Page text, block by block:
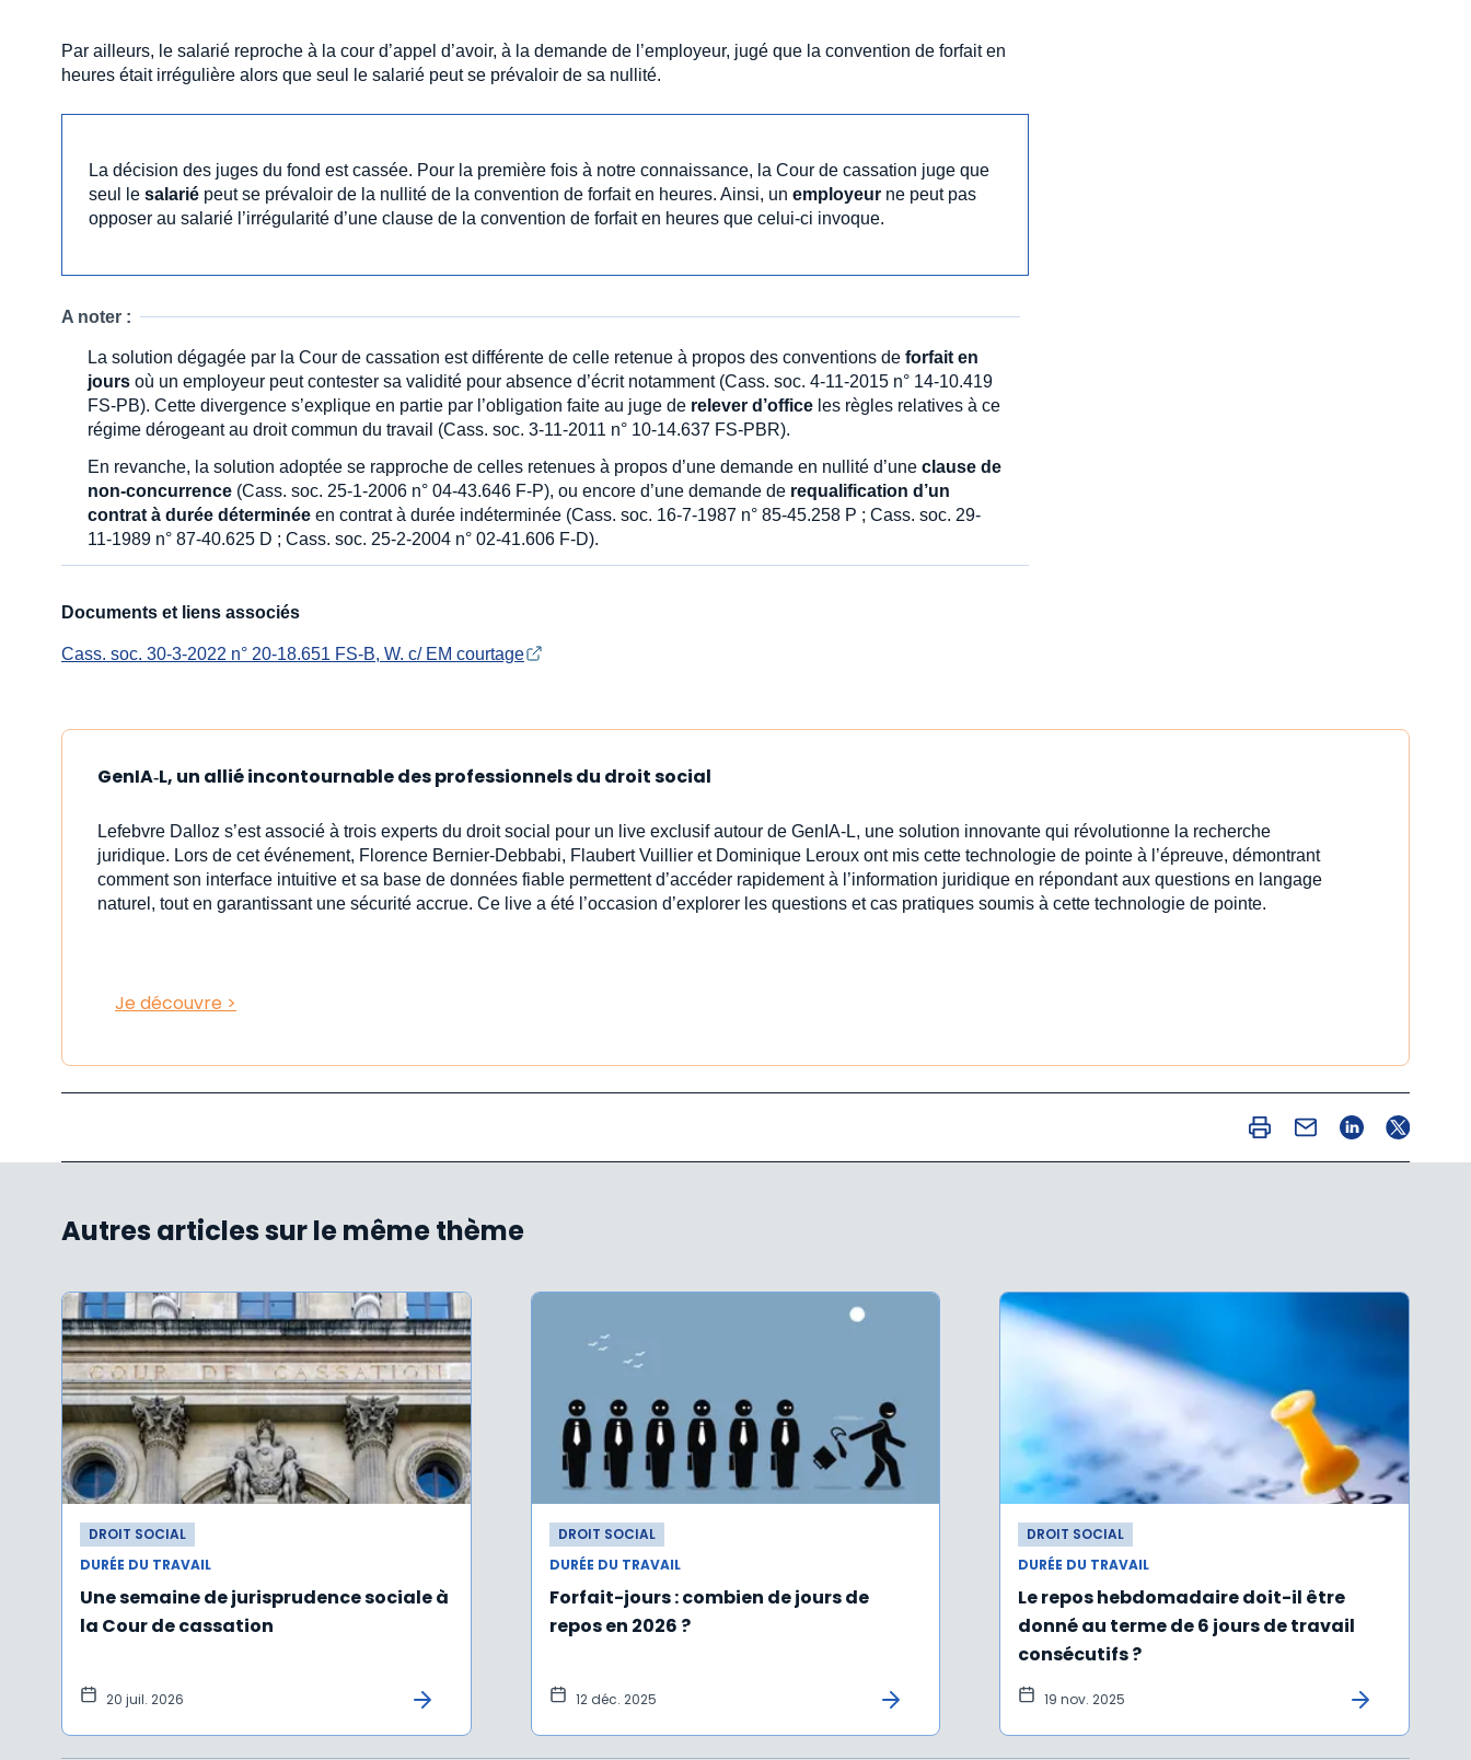
Par ailleurs, le salarié reproche à la cour d’appel d’avoir, à la demande de l’employeur, jugé que la convention de forfait en
heures était irrégulière alors que seul le salarié peut se prévaloir de sa nullité.
La décision des juges du fond est cassée. Pour la première fois à notre connaissance, la Cour de cassation juge que
seul le salarié peut se prévaloir de la nullité de la convention de forfait en heures. Ainsi, un employeur ne peut pas
opposer au salarié l’irrégularité d’une clause de la convention de forfait en heures que celui-ci invoque.
A noter :
La solution dégagée par la Cour de cassation est différente de celle retenue à propos des conventions de forfait en
jours où un employeur peut contester sa validité pour absence d’écrit notamment (Cass. soc. 4-11-2015 n° 14-10.419
FS-PB). Cette divergence s’explique en partie par l’obligation faite au juge de relever d’office les règles relatives à ce
régime dérogeant au droit commun du travail (Cass. soc. 3-11-2011 n° 10-14.637 FS-PBR).
En revanche, la solution adoptée se rapproche de celles retenues à propos d’une demande en nullité d’une clause de
non-concurrence (Cass. soc. 25-1-2006 n° 04-43.646 F-P), ou encore d’une demande de requalification d’un
contrat à durée déterminée en contrat à durée indéterminée (Cass. soc. 16-7-1987 n° 85-45.258 P ; Cass. soc. 29-
11-1989 n° 87-40.625 D ; Cass. soc. 25-2-2004 n° 02-41.606 F-D).
Documents et liens associés
Cass. soc. 30-3-2022 n° 20-18.651 FS-B, W. c/ EM courtage
GenIA‑L, un allié incontournable des professionnels du droit social
Lefebvre Dalloz s’est associé à trois experts du droit social pour un live exclusif autour de GenIA‑L, une solution innovante qui révolutionne la recherche
juridique. Lors de cet événement, Florence Bernier-Debbabi, Flaubert Vuillier et Dominique Leroux ont mis cette technologie de pointe à l’épreuve, démontrant
comment son interface intuitive et sa base de données fiable permettent d’accéder rapidement à l’information juridique en répondant aux questions en langage
naturel, tout en garantissant une sécurité accrue. Ce live a été l’occasion d’explorer les questions et cas pratiques soumis à cette technologie de pointe.
Je découvre >
Autres articles sur le même thème
DROIT SOCIAL
DURÉE DU TRAVAIL
Une semaine de jurisprudence sociale à
la Cour de cassation
20 juil. 2026
DROIT SOCIAL
DURÉE DU TRAVAIL
Forfait-jours : combien de jours de
repos en 2026 ?
12 déc. 2025
DROIT SOCIAL
DURÉE DU TRAVAIL
Le repos hebdomadaire doit-il être
donné au terme de 6 jours de travail
consécutifs ?
19 nov. 2025